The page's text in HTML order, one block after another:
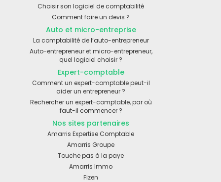
Choisir son logiciel de comptabilité
Comment faire un devis ?
Auto et micro-entreprise
La comptabilité de l’auto-entrepreneur
Auto-entrepreneur et micro-entrepreneur,
quel logiciel choisir ?
Expert-comptable
Comment un expert-comptable peut-il
aider un entrepreneur ?
Rechercher un expert-comptable, par où
faut-il commencer ?
Nos sites partenaires
Amarris Expertise Comptable
Amarris Groupe
Touche pas à la paye
Amarris Immo
Fizen